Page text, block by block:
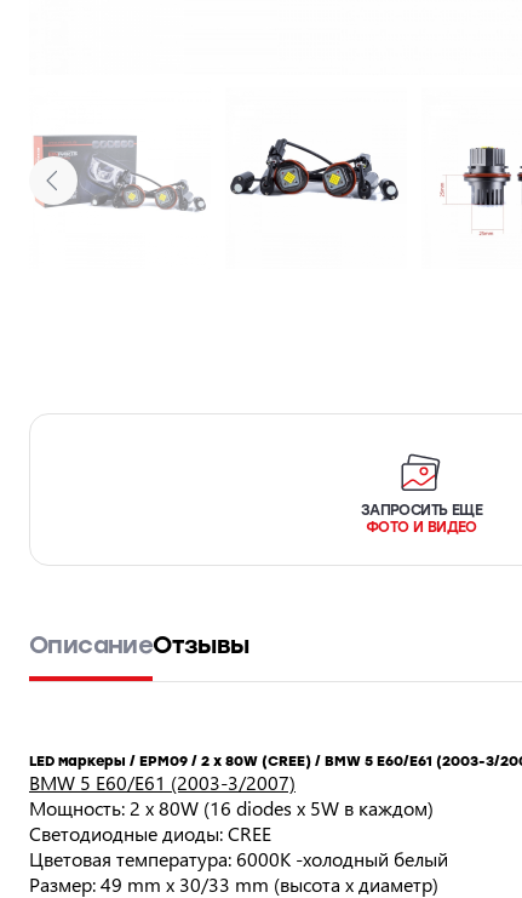
ЗАПРОСИТЬ ЕЩЕ
ФОТО И ВИДЕО
ОписаниеОтзывы
LED маркеры / EPM09 / 2 x 80W (CREE) / BMW 5 E60/E61 (2003-3/
BMW 5 E60/E61 (2003-3/2007)
Мощность: 2 x 80W (16 diodes x 5W в каждом)
Светодиодные диоды: CREE
Цветовая температура: 6000K -холодный белый
Размер: 49 mm x 30/33 mm (высота x диаметр)